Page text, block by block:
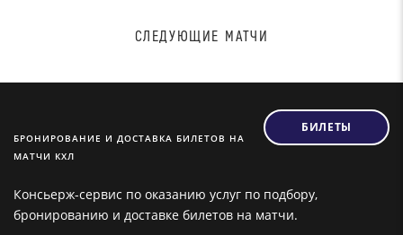
СЛЕДУЮЩИЕ МАТЧИ
БРОНИРОВАНИЕ И ДОСТАВКА БИЛЕТОВ НА
МАТЧИ КХЛ
БИЛЕТЫ
Консьерж-сервис по оказанию услуг по подбору,
бронированию и доставке билетов на матчи.